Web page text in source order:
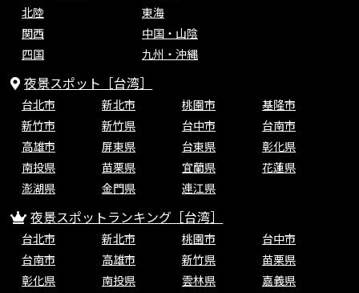
北陸
東海
関西
中国・山陰
四国
九州・沖縄
夜景スポット［台湾］
台北市 新北市 桃園市
基隆市
新竹市
新竹県 台中市
台南市
高雄市
屏東県 台東県
彰化県
南投県
苗栗県 宜蘭県
花蓮県
澎湖県
金門県 連江県
夜景スポットランキング［台湾］
台北市 新北市 桃園市
台中市
台南市
高雄市 新竹県
苗栗県
彰化県
南投県 雲林県
嘉義県